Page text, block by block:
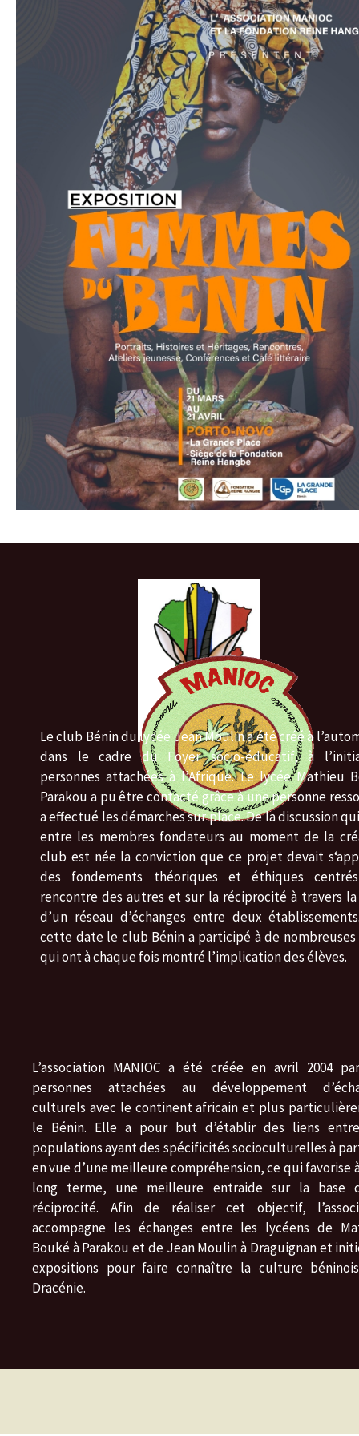
Le club Bénin du lycée Jean Moulin a été créé à
dans le cadre du Foyer socio-éducatif, à
personnes attachées à l’Afrique. Le lycée Mathieu
Parakou a pu être contacté grâce à une personne
a effectué les démarches sur place. De la discussion
entre les membres fondateurs au moment de la
club est née la conviction que ce projet devait
des fondements théoriques et éthiques
rencontre des autres et sur la réciprocité à travers
d’un réseau d’échanges entre deux
cette date le club Bénin a participé à de
qui ont à chaque fois montré l’implication des élèves.
L’association MANIOC a été créée en avril 2004
personnes attachées au développement
culturels avec le continent africain et plus
le Bénin. Elle a pour but d’établir des liens
populations ayant des spécificités socioculturelles à
en vue d’une meilleure compréhension, ce qui favorise
long terme, une meilleure entraide sur la base
réciprocité. Afin de réaliser cet objectif,
accompagne les échanges entre les lycéens de
Bouké à Parakou et de Jean Moulin à Draguignan et
expositions pour faire connaître la culture
Dracénie.